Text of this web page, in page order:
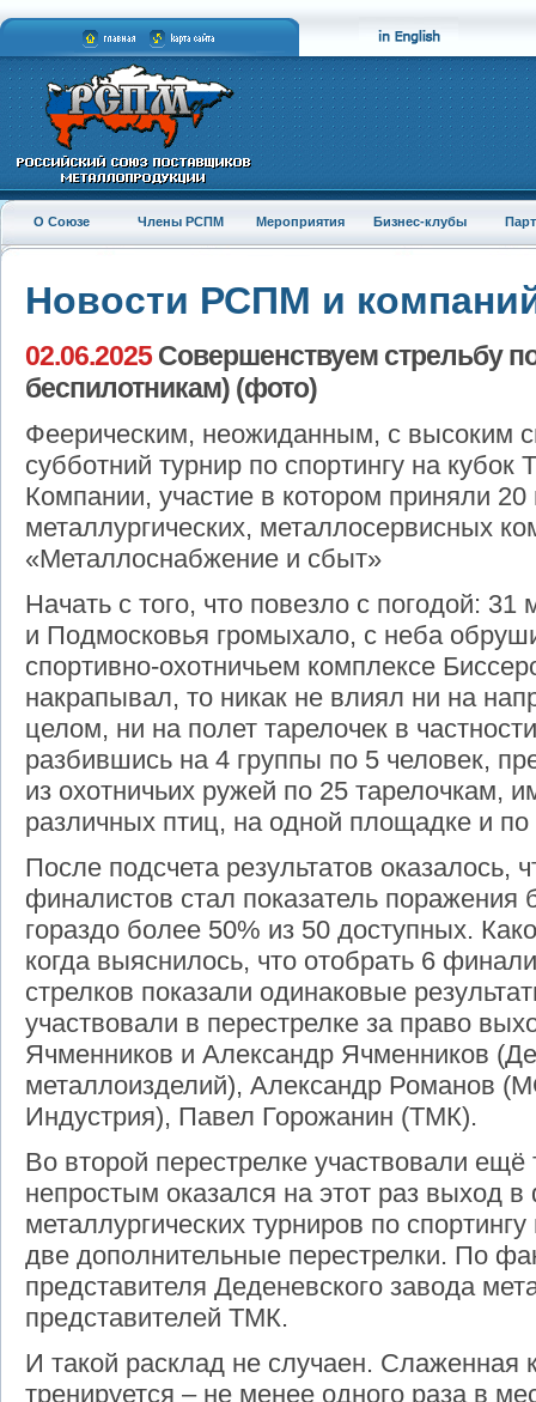
О Союзе Члены РСПМ Мероприятия Бизнес-клубы
Новости РСПМ и
02.06.2025Совершенствуем стрельбу
беспилотникам) (фото)
Феерическим, неожиданным, с высоким
субботний турнир по спортингу на кубок
Компании, участие в котором приняли 20
металлургических, металлосервисных
«Металлоснабжение и сбыт»
Начать с того, что повезло с погодой:
и Подмосковья громыхало, с неба
спортивно-охотничьем комплексе
накрапывал, то никак не влиял ни на
целом, ни на полет тарелочек в
разбившись на 4 группы по 5 человек,
из охотничьих ружей по 25 тарелочкам,
различных птиц, на одной площадке и
После подсчета результатов оказалось,
финалистов стал показатель
гораздо более 50% из 50 доступных.
когда выяснилось, что отобрать 6
стрелков показали одинаковые
участвовали в перестрелке за право
Ячменников и Александр Ячменников
металлоизделий), Александр Романов
Индустрия), Павел Горожанин (ТМК).
Во второй перестрелке участвовали ещё
непростым оказался на этот раз выход
металлургических турниров по
две дополнительные перестрелки. По
представителя Деденевского завода
представителей ТМК.
И такой расклад не случаен. Слаженная
тренируется – не менее одного раза в